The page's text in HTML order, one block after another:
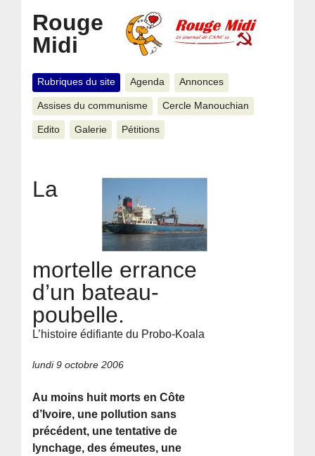
Rouge
Midi
Rubriques du site Agenda Annonces
Assises du communisme Cercle Manouchian
Edito Galerie Pétitions
La
mortelle errance
d’un bateau-
poubelle.
L’histoire édifiante du Probo-Koala
lundi 9 octobre 2006
Au moins huit morts en Côte
d’Ivoire, une pollution sans
précédent, une tentative de
lynchage, des émeutes, une